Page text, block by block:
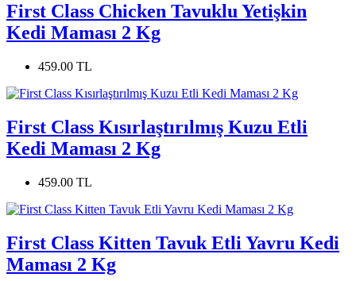
First Class Chicken Tavuklu Yetişkin
Kedi Maması 2 Kg
459.00 TL
First Class Kısırlaştırılmış Kuzu Etli
Kedi Maması 2 Kg
459.00 TL
First Class Kitten Tavuk Etli Yavru Kedi
Maması 2 Kg